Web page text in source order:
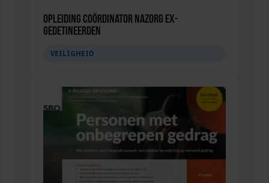
Opleiding Coördinator nazorg ex-
gedetineerden
VEILIGHEID